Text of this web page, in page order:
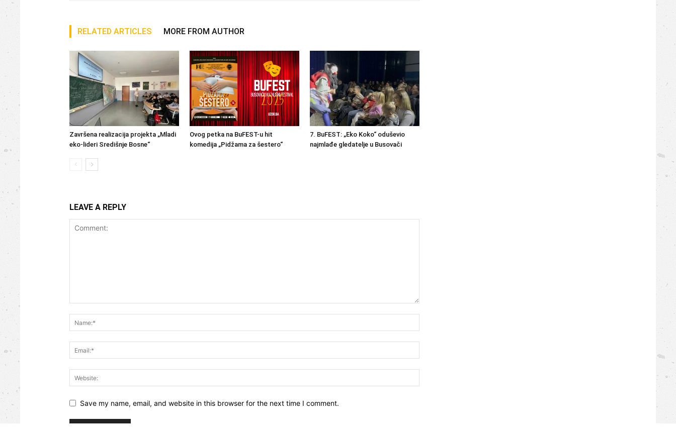
RELATED ARTICLES MORE FROM AUTHOR
Završena realizacija projekta „Mladi
eko-lideri Središnje Bosne“
Ovog petka na BuFEST-u hit
komedija „Pidžama za šestero“
7. BuFEST: „Eko Koko“ oduševio
najmlađe gledatelje u Busovači
LEAVE A REPLY
Save my name, email, and website in this browser for the next time I comment.